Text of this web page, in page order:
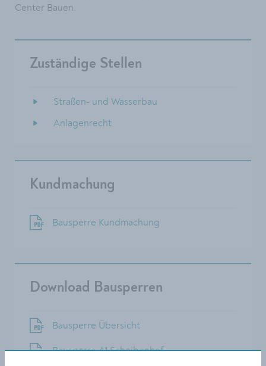
Center Bauen.
Zuständige Stellen
Straßen- und Wasserbau
Anlagenrecht
Kundmachung
Bausperre Kundmachung
Download Bausperren
Bausperre Übersicht
Bausperre A1 Scheibenhof